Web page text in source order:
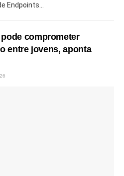
Endpoints...
comprometer
entre jovens, aponta